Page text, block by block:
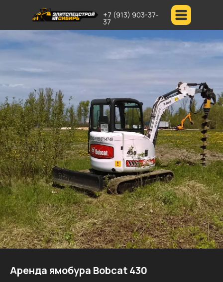
+7 (913) 903-37-
37
Аренда ямобура Bobcat 430